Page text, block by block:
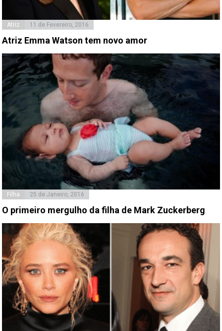
Atriz 11 de Fevereiro, 2016
Atriz Emma Watson tem novo amor
Filha 25 de Janeiro, 2016
O primeiro mergulho da filha de Mark Zuckerberg